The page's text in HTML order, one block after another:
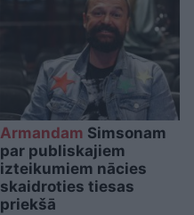
Armandam Simsonam
par publiskajiem
izteikumiem nācies
skaidroties tiesas
priekšā